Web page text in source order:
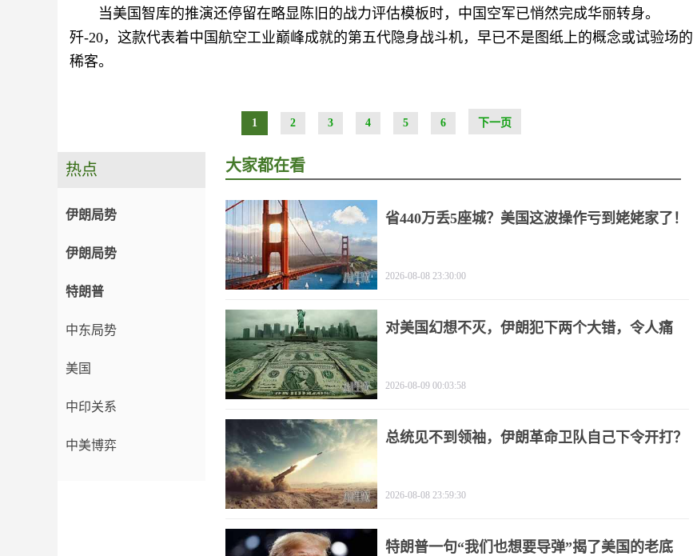
当美国智库的推演还停留在略显陈旧的战力评估模板时，中国空军已悄然完成华丽转身。
歼-20，这款代表着中国航空工业巅峰成就的第五代隐身战斗机，早已不是图纸上的概念或试验场的
稀客。
1 2 3 4 5 6 下一页
热点
伊朗局势
伊朗局势
特朗普
中东局势
美国
中印关系
中美博弈
大家都在看
省440万丢5座城？美国这波操作亏到姥姥家了！
2026-08-08 23:30:00
对美国幻想不灭，伊朗犯下两个大错，令人痛
2026-08-09 00:03:58
总统见不到领袖，伊朗革命卫队自己下令开打？
2026-08-08 23:59:30
特朗普一句“我们也想要导弹”揭了美国的老底